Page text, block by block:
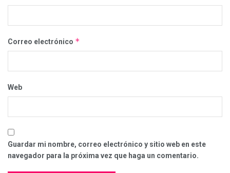
Correo electrónico *
Web
Guardar mi nombre, correo electrónico y sitio web en este
navegador para la próxima vez que haga un comentario.